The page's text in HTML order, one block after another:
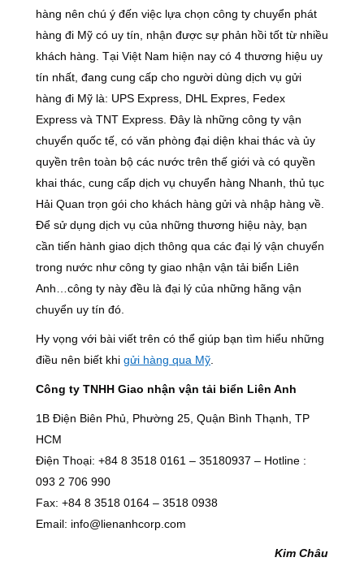
hàng nên chú ý đến việc lựa chọn công ty chuyển phát
hàng đi Mỹ có uy tín, nhận được sự phản hồi tốt từ nhiều
khách hàng. Tại Việt Nam hiện nay có 4 thương hiệu uy
tín nhất, đang cung cấp cho người dùng dịch vụ gửi
hàng đi Mỹ là: UPS Express, DHL Expres, Fedex
Express và TNT Express. Đây là những công ty vận
chuyển quốc tế, có văn phòng đại diện khai thác và ủy
quyền trên toàn bộ các nước trên thế giới và có quyền
khai thác, cung cấp dịch vụ chuyển hàng Nhanh, thủ tục
Hải Quan trọn gói cho khách hàng gửi và nhập hàng về.
Để sử dụng dịch vụ của những thương hiệu này, bạn
cần tiến hành giao dịch thông qua các đại lý vận chuyển
trong nước như công ty giao nhận vận tải biển Liên
Anh…công ty này đều là đại lý của những hãng vận
chuyển uy tín đó.
Hy vọng với bài viết trên có thể giúp bạn tìm hiểu những
điều nên biết khi gửi hàng qua Mỹ
Công ty TNHH Giao nhận vận tải biển Liên Anh
1B Điện Biên Phủ, Phường 25, Quận Bình Thạnh, TP
HCM
Điện Thoại: +84 8 3518 0161 – 35180937 – Hotline :
093 2 706 990
Fax: +84 8 3518 0164 – 3518 0938
Email: info@lienanhcorp.com
Kim Châu